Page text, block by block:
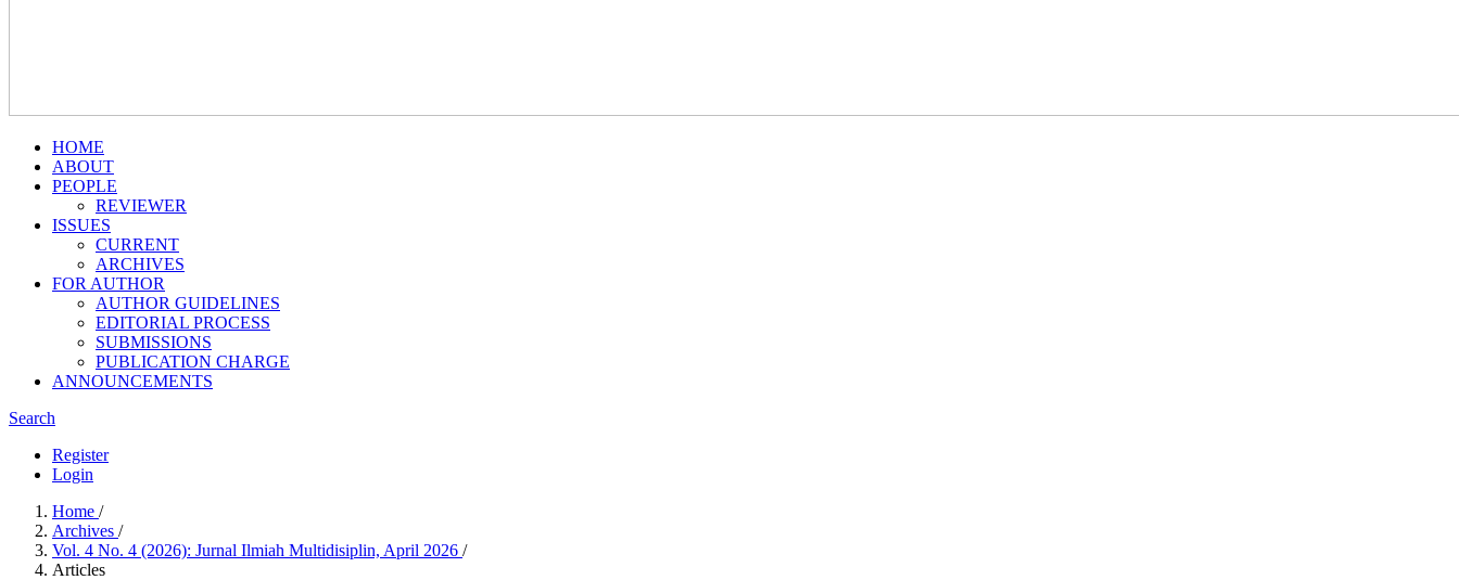
HOME
ABOUT
PEOPLE
REVIEWER
ISSUES
CURRENT
ARCHIVES
FOR AUTHOR
AUTHOR GUIDELINES
EDITORIAL PROCESS
SUBMISSIONS
PUBLICATION CHARGE
ANNOUNCEMENTS
Search
Register
Login
Home /
Archives /
Vol. 4 No. 4 (2026): Jurnal Ilmiah Multidisiplin, April 2026 /
Articles